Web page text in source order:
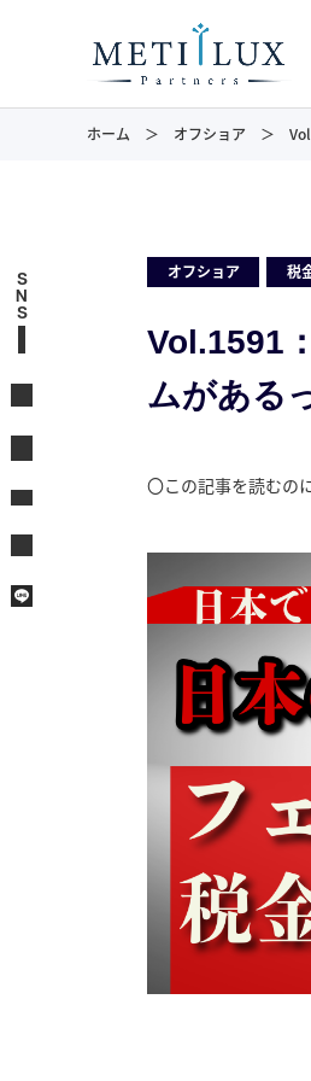
ホーム オフショア
オフショア 税
Vol.1591
ムがある
〇この記事を読むの
S
N
S